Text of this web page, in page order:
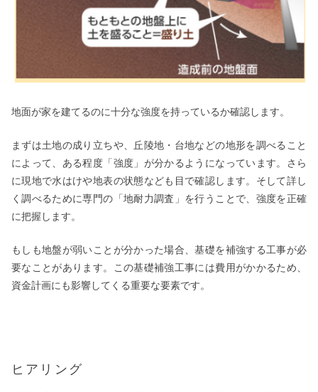
地面が家を建てるのに十分な強度を持っているか確認します。
まずは土地の成り立ちや、丘陵地・台地などの地形を調べること
によって、ある程度「強度」が分かるようになっています。さら
に現地で水はけや地表の状態なども目で確認します。そして詳し
く調べるために専門の「地耐力調査」を行うことで、強度を正確
に把握します。
もしも地盤が弱いことが分かった場合、基礎を補強する工事が必
要なことがあります。この基礎補強工事には費用がかかるため、
資金計画にも影響してくる重要な要素です。
ヒアリング